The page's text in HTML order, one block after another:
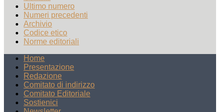
Ultimo numero
Numeri precedenti
Archivio
Codice etico
Norme editoriali
Home
Presentazione
Redazione
Comitato di indirizzo
Comitato Editoriale
Sostienici